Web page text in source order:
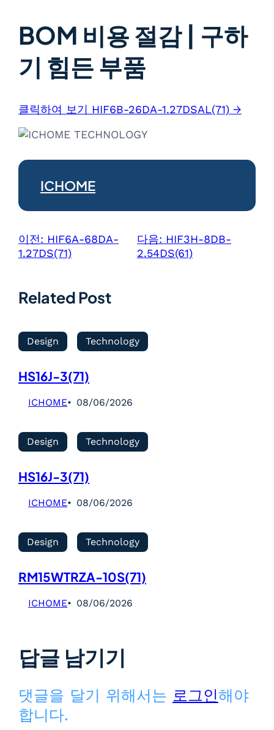
BOM 비용 절감 | 구하
기 힘든 부품
클릭하여 보기 HIF6B-26DA-1.27DSAL(71) →
ICHOME
이전: HIF6A-68DA-
1.27DS(71)
다음: HIF3H-8DB-
2.54DS(61)
Related Post
Design Technology
HS16J-3(71)
ICHOME 08/06/2026
Design Technology
HS16J-3(71)
ICHOME 08/06/2026
Design Technology
RM15WTRZA-10S(71)
ICHOME 08/06/2026
답글 남기기
댓글을 달기 위해서는 로그인해야
합니다.